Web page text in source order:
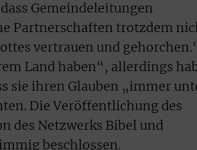
Gemeindeleitungen
Partnerschaften trotzdem
vertrauen und
Land haben“, allerdings
sie ihren Glauben „immer
Die Veröffentlichung des
des Netzwerks Bibel und
beschlossen.